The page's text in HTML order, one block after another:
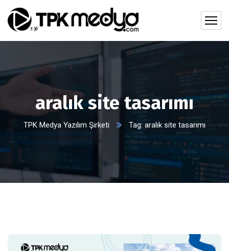
aralık site tasarımı
TPK Medya Yazılım Şirketi Tag: aralık site tasarımı